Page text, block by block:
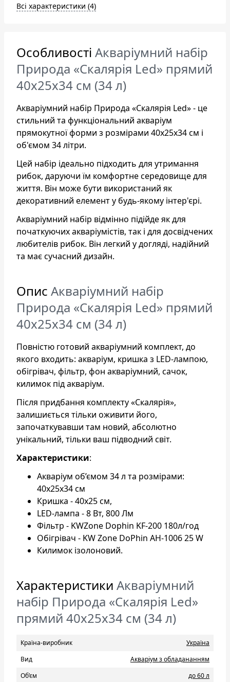
Всі характеристики (4)
Особливості Акваріумний набір
Природа «Скалярія Led» прямий
40х25х34 см (34 л)
Акваріумний набір Природа «Скалярія Led» - це
стильний та функціональний акваріум
прямокутної форми з розмірами 40х25х34 см і
об'ємом 34 літри.
Цей набір ідеально підходить для утримання
рибок, даруючи їм комфортне середовище для
життя. Він може бути використаний як
декоративний елемент у будь-якому інтер'єрі.
Акваріумний набір відмінно підійде як для
початкуючих акваріумістів, так і для досвідчених
любителів рибок. Він легкий у догляді, надійний
та має сучасний дизайн.
Опис Акваріумний набір
Природа «Скалярія Led» прямий
40х25х34 см (34 л)
Повністю готовий акваріумний комплект, до
якого входить: акваріум, кришка з LED-лампою,
обігрівач, фільтр, фон акваріумний, сачок,
килимок під акваріум.
Після придбання комплекту «Скалярія»,
залишиється тільки оживити його,
започаткувавши там новий, абсолютно
унікальний, тільки ваш підводний світ.
Характеристики:
Акваріум об’ємом 34 л та розмірами:
40х25х34 см
Кришка - 40х25 см,
LED-лампа - 8 Вт, 800 Лм
Фільтр - KWZone Dophin KF-200 180л/год
Обігрівач - KW Zone DoPhin AH-1006 25 W
Килимок ізолоновий.
Характеристики Акваріумний
набір Природа «Скалярія Led»
прямий 40х25х34 см (34 л)
Країна-виробник
Україна
Вид
Акваріум з обладананням
Об’єм
до 60 л